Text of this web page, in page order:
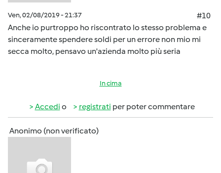
Ven, 02/08/2019 - 21:37
#10
Anche io purtroppo ho riscontrato lo stesso problema e
sinceramente spendere soldi per un errore non mio mi
secca molto, pensavo un'azienda molto più seria
In cima
Accedi o registrati per poter commentare
Anonimo (non verificato)